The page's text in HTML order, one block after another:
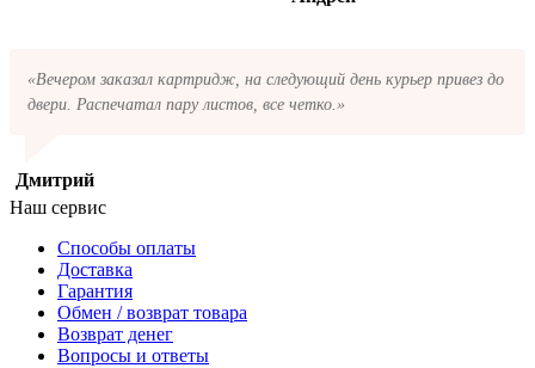
«Вечером заказал картридж, на следующий день курьер привез до
двери. Распечатал пару листов, все четко.»
Дмитрий
Наш сервис
Способы оплаты
Доставка
Гарантия
Обмен / возврат товара
Возврат денег
Вопросы и ответы